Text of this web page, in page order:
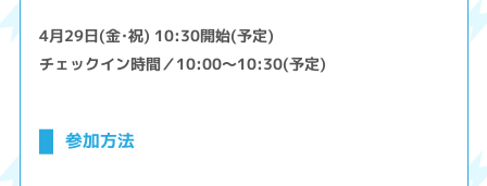
4月29日(金･祝) 10:30開始(予定)
チェックイン時間／10:00～10:30(予定)
参加方法